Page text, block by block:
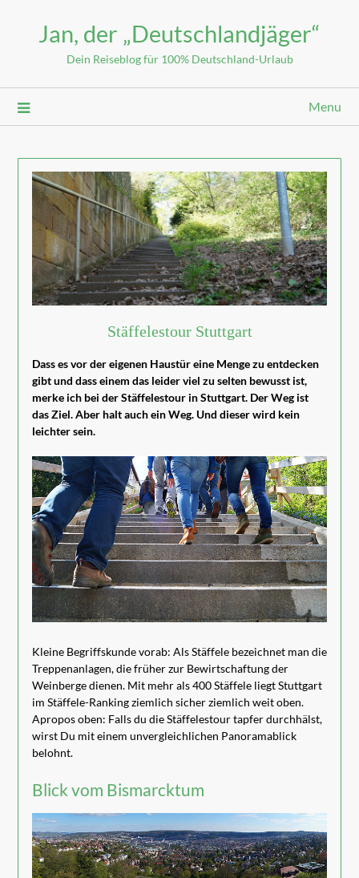
Jan, der „Deutschlandjäger“
Dein Reiseblog für 100% Deutschland-Urlaub
Menu
Stäffelestour Stuttgart
Dass es vor der eigenen Haustür eine Menge zu entdecken
gibt und dass einem das leider viel zu selten bewusst ist,
merke ich bei der Stäffelestour in Stuttgart. Der Weg ist
das Ziel. Aber halt auch ein Weg. Und dieser wird kein
leichter sein.
Kleine Begriffskunde vorab: Als Stäffele bezeichnet man die
Treppenanlagen, die früher zur Bewirtschaftung der
Weinberge dienen. Mit mehr als 400 Stäffele liegt Stuttgart
im Stäffele-Ranking ziemlich sicher ziemlich weit oben.
Apropos oben: Falls du die Stäffelestour tapfer durchhälst,
wirst Du mit einem unvergleichlichen Panoramablick
belohnt.
Blick vom Bismarcktum